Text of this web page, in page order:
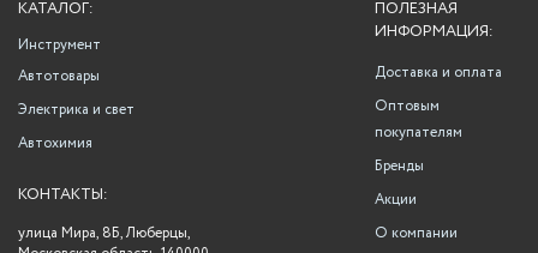
ПОЛЕЗНАЯ
ИНФОРМАЦИЯ:
Доставка и оплата
Оптовым
покупателям
Бренды
Акции
О компании
КАТАЛОГ:
Инструмент
Автотовары
Электрика и свет
Автохимия
КОНТАКТЫ:
улица Мира, 8Б, Люберцы,